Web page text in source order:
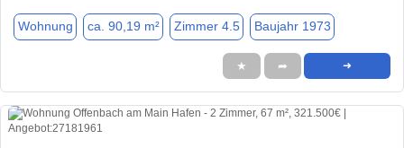
Wohnung ca. 90,19 m² Zimmer 4.5 Baujahr 1973
★ ➦ ➜